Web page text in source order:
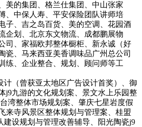
美的集团、格兰仕集团、中山张家
、中保人寿、平安保险团队讲师培
子、吉之岛百货、美的空调、花园酒
企划、北京东文物流、成都鹏展物
司、家福欧邦整体橱柜、新永诚（好
瓷、马来西亚美香调味品广州总公司
练、企业整合、规划、顾问师等工
计（曾获亚太地区广告设计首奖）、御
j9九游的文化规划案、景文水上乐园整
湾整体市场规划案、肇庆七星岩度假
来寺风景区整体规划与管理案、桂盟
建设规划与管理改善辅导、阳光陶瓷j9